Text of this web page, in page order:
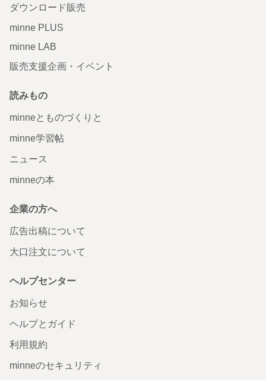
ダウンロード販売
minne PLUS
minne LAB
販売支援企画・イベント
読みもの
minneとものづくりと
minne学習帖
ニュース
minneの本
企業の方へ
広告出稿について
大口注文について
ヘルプセンター
お知らせ
ヘルプとガイド
利用規約
minneのセキュリティ